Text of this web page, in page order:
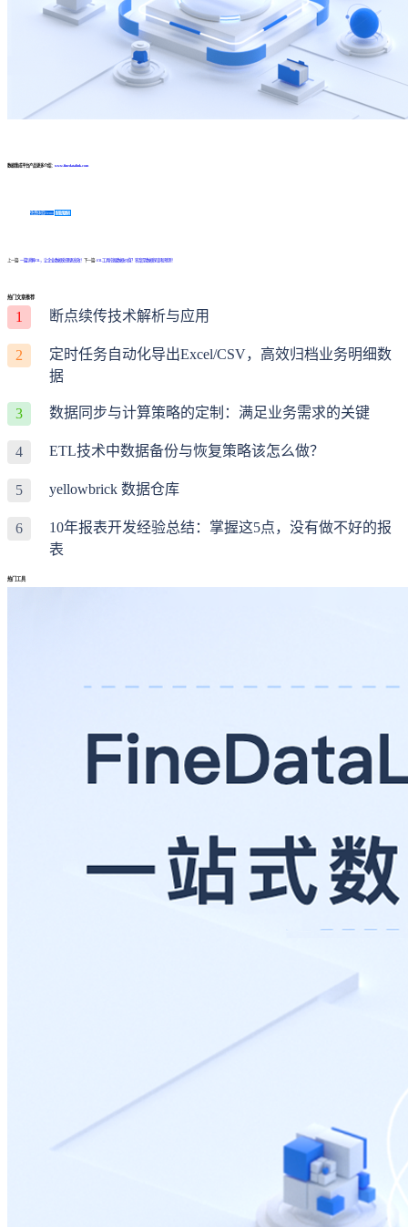
数据集成平台产品更多介绍： www.finedatalink.com
免费体验Demo 咨询方案
上一篇: 一篇详解ETL，让企业数据处理更高效！ 下一篇: ETL工具挖掘数据价值？答案是数据探查和预测！
热门文章推荐
1 断点续传技术解析与应用
2
定时任务自动化导出Excel/CSV，高效归档业务明细数
据
3 数据同步与计算策略的定制：满足业务需求的关键
4 ETL技术中数据备份与恢复策略该怎么做？
5 yellowbrick 数据仓库
6
10年报表开发经验总结：掌握这5点，没有做不好的报
表
热门工具